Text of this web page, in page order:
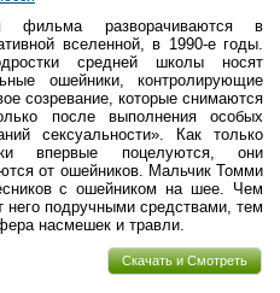
фильма разворачиваются в
вселенной, в 1990-е годы.
средней школы носят
ошейники, контролирующие
созревание, которые снимаются
после выполнения особых
сексуальности». Как только
впервые поцелуются, они
от ошейников. Мальчик Томми
с ошейником на шее. Чем
него подручными средствами, тем
насмешек и травли.
Скачать и Смотреть